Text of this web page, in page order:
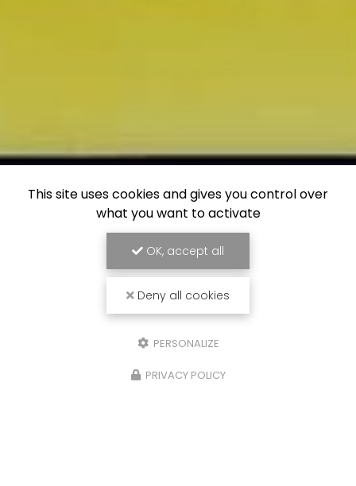
This site uses cookies and gives you control over
what you want to activate
OK, accept all
Deny all cookies
PERSONALIZE
PRIVACY POLICY